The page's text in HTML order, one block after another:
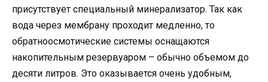
присутствует специальный минерализатор. Так как
вода через мембрану проходит медленно, то
обратноосмотические системы оснащаются
накопительным резервуаром – обычно объемом до
десяти литров. Это оказывается очень удобным,